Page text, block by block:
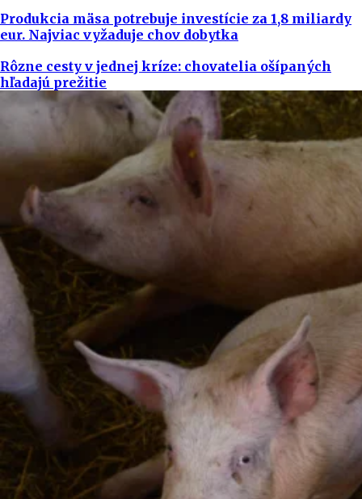
Produkcia mäsa potrebuje investície za 1,8 miliardy
eur. Najviac vyžaduje chov dobytka
Rôzne cesty v jednej kríze: chovatelia ošípaných
hľadajú prežitie